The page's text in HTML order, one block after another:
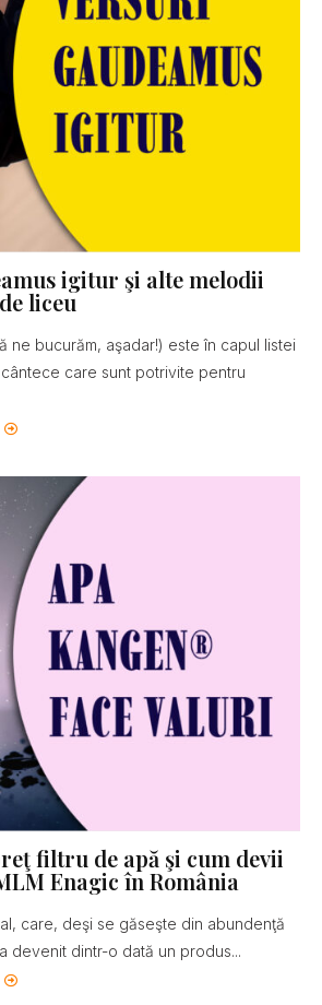
igitur şi alte melodii
liceu
ne bucurăm, aşadar!) este în capul listei
care sunt potrivite pentru
filtru de apă şi cum devii
Enagic în România
care, deşi se găseşte din abundenţă
devenit dintr-o dată un produs...